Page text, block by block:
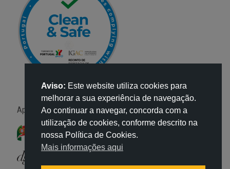
Apoio:
Aviso: Este website utiliza cookies para
melhorar a sua experiência de navegação.
Ao continuar a navegar, concorda com a
utilização de cookies, conforme descrito na
nossa Política de Cookies.
Mais informações aqui